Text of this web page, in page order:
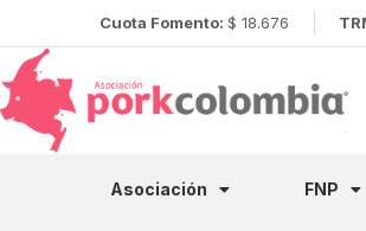
Cuota Fomento: $ 18.676
Asociación FNP